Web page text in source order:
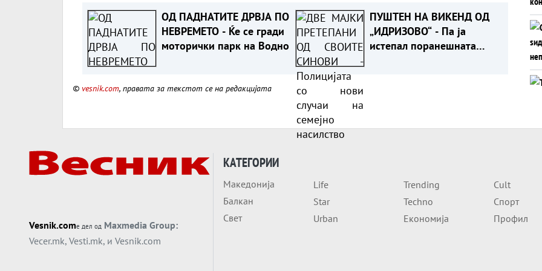
ОД ПАДНАТИТЕ ДРВЈА ПО
НЕВРЕМЕТО - Ќе се гради
моторички парк на Водно
ПУШТЕН НА ВИКЕНД ОД
„ИДРИЗОВО“ - Па ја
истепал поранешната
© vesnik.com, правата за текстот се на редакцијата
Vesnik.comе дел од Maxmedia Group:
Vecer.mk, Vesti.mk, и Vesnik.com
КАТЕГОРИИ
Македонија
Балкан
Свет
Life
Star
Urban
Trending
Techno
Економија
Cult
Спорт
Профил